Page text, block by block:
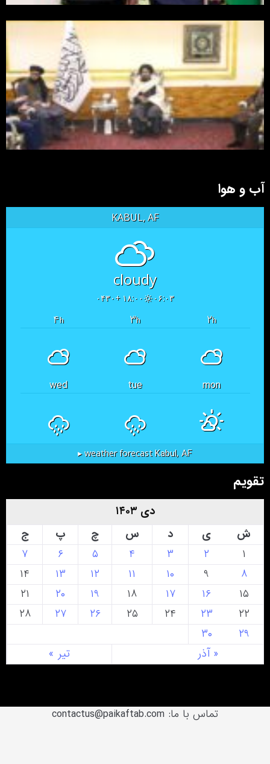
آب و هوا
KABUL, AF
cloudy
۰۶:۰۳ ۱۸:۰۰ +۰۴۳۰
۲h ۳h ۴h
mon
tue
wed
Kabul, AF
weather forecast ▸
تقویم
دی ۱۴۰۳
ش
ی د س چ پ ج
« آذر تیر »
۲ ۳ ۴ ۵ ۶
۷
۸
۹ ۱۰ ۱۱ ۱۲ ۱۳
۱۴
۱۵
۱۶ ۱۷ ۱۸ ۱۹ ۲۰
۲۱
۲۲
۲۳ ۲۴ ۲۵ ۲۶ ۲۷
۲۸
۲۹
۳۰
تماس با ما: contactus@paikaftab.com